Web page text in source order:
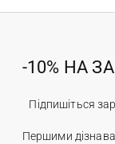
-10% НА
Підпишіться
Першими